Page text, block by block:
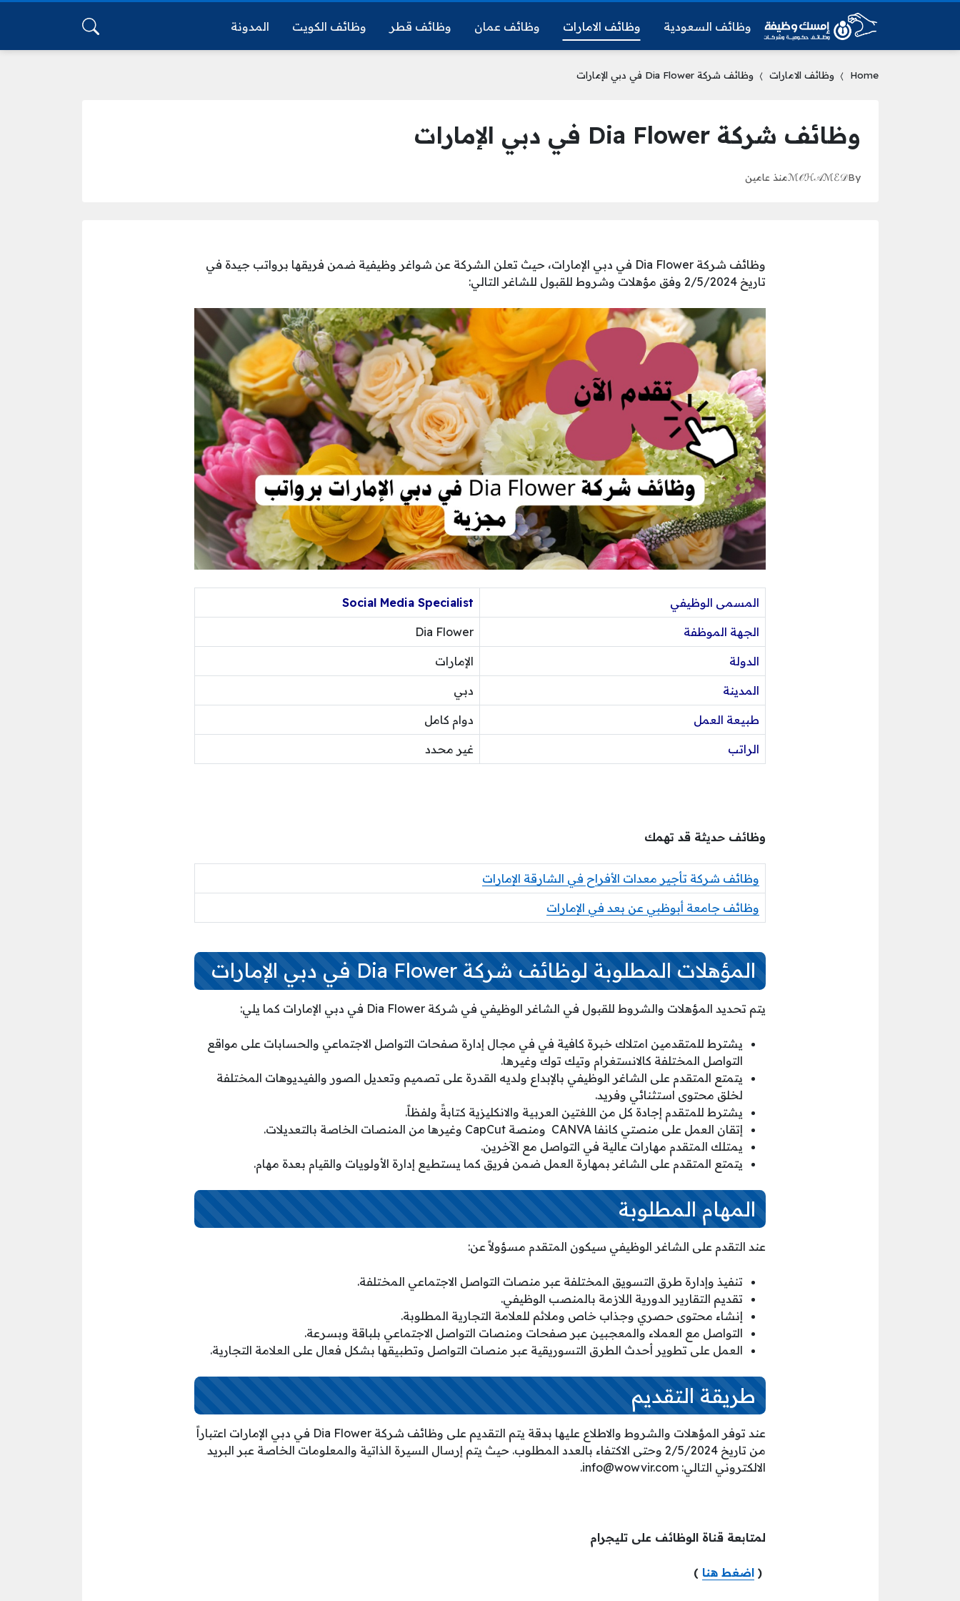
وظائف السعودية وظائف الامارات وظائف عمان وظائف قطر وظائف الكويت المدونة
Home وظائف الامارات وظائف شركة Dia Flower في دبي الإمارات
وظائف شركة Dia Flower في دبي الإمارات
By
ℳ𝒪ℋ𝒜ℳℰ𝒟منذ عامين
وظائف شركة Dia Flower في دبي الإمارات، حيث تعلن الشركة عن شواغر وظيفية ضمن فريقها برواتب جيدة في
تاريخ 2/5/2024 وفق مؤهلات وشروط للقبول للشاغر التالي:
المسمى الوظيفي Social Media Specialist
الجهة الموظفة Dia Flower
الدولة الإمارات
المدينة دبي
طبيعة العمل دوام كامل
الراتب غير محدد
وظائف حديثة قد تهمك
وظائف شركة تأجير معدات الأفراح في الشارقة الإمارات
وظائف جامعة أبوظبي عن بعد في الإمارات
المؤهلات المطلوبة لوظائف شركة Dia Flower في دبي الإمارات
يتم تحديد المؤهلات والشروط للقبول في الشاغر الوظيفي في شركة Dia Flower في دبي الإمارات كما يلي:
يشترط للمتقدمين امتلاك خبرة كافية في في مجال إدارة صفحات التواصل الاجتماعي والحسابات على مواقع
التواصل المختلفة كالانستغرام وتيك توك وغيرها.
يتمتع المتقدم على الشاغر الوظيفي بالإبداع ولديه القدرة على تصميم وتعديل الصور والفيديوهات المختلفة
لخلق محتوى استثنائي وفريد.
يشترط للمتقدم إجادة كل من اللغتين العربية والانكليزية كتابةً ولفظاً.
إتقان العمل على منصتي كانفا CANVA ومنصة CapCut وغيرها من المنصات الخاصة بالتعديلات.
يمتلك المتقدم مهارات عالية في التواصل مع الآخرين.
يتمتع المتقدم على الشاغر بمهارة العمل ضمن فريق كما يستطيع إدارة الأولويات والقيام بعدة مهام.
المهام المطلوبة
عند التقدم على الشاغر الوظيفي سيكون المتقدم مسؤولاً عن:
تنفيذ وإدارة طرق التسويق المختلفة عبر منصات التواصل الاجتماعي المختلفة.
تقديم التقارير الدورية اللازمة بالمنصب الوظيفي.
إنشاء محتوى حصري وجذاب خاص وملائم للعلامة التجارية المطلوبة.
التواصل مع العملاء والمعجبين عبر صفحات ومنصات التواصل الاجتماعي بلباقة وبسرعة.
العمل على تطوير أحدث الطرق التسوريقية عبر منصات التواصل وتطبيقها بشكل فعال على العلامة التجارية.
طريقة التقديم
عند توفر المؤهلات والشروط والاطلاع عليها بدقة يتم التقديم على وظائف شركة Dia Flower في دبي الإمارات اعتباراً
من تاريخ 2/5/2024 وحتى الاكتفاء بالعدد المطلوب. حيث يتم إرسال السيرة الذاتية والمعلومات الخاصة عبر البريد
الالكتروني التالي: info@wowvir.com.
لمتابعة قناة الوظائف على تليجرام
( اضغط هنا )